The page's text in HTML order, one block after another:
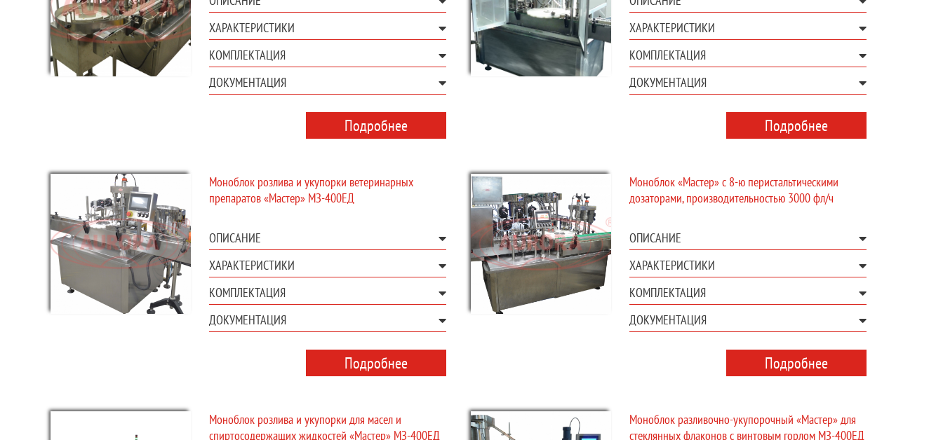
ХАРАКТЕРИСТИКИ
КОМПЛЕКТАЦИЯ
ДОКУМЕНТАЦИЯ
Подробнее
ХАРАКТЕРИСТИКИ
КОМПЛЕКТАЦИЯ
ДОКУМЕНТАЦИЯ
Подробнее
Моноблок розлива и укупорки ветеринарных
препаратов «Мастер» МЗ-400ЕД
ОПИСАНИЕ
ХАРАКТЕРИСТИКИ
КОМПЛЕКТАЦИЯ
ДОКУМЕНТАЦИЯ
Подробнее
Моноблок «Мастер» с 8-ю перистальтическими
дозаторами, производительностью 3000 фл/ч
ОПИСАНИЕ
ХАРАКТЕРИСТИКИ
КОМПЛЕКТАЦИЯ
ДОКУМЕНТАЦИЯ
Подробнее
Моноблок розлива и укупорки для масел и
спиртосодержащих жидкостей «Мастер» МЗ-400ЕД
Моноблок разливочно-укупорочный «Мастер» для
стеклянных флаконов с винтовым горлом МЗ-400ЕД